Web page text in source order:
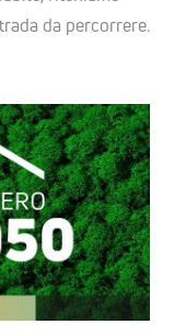
da percorrere.